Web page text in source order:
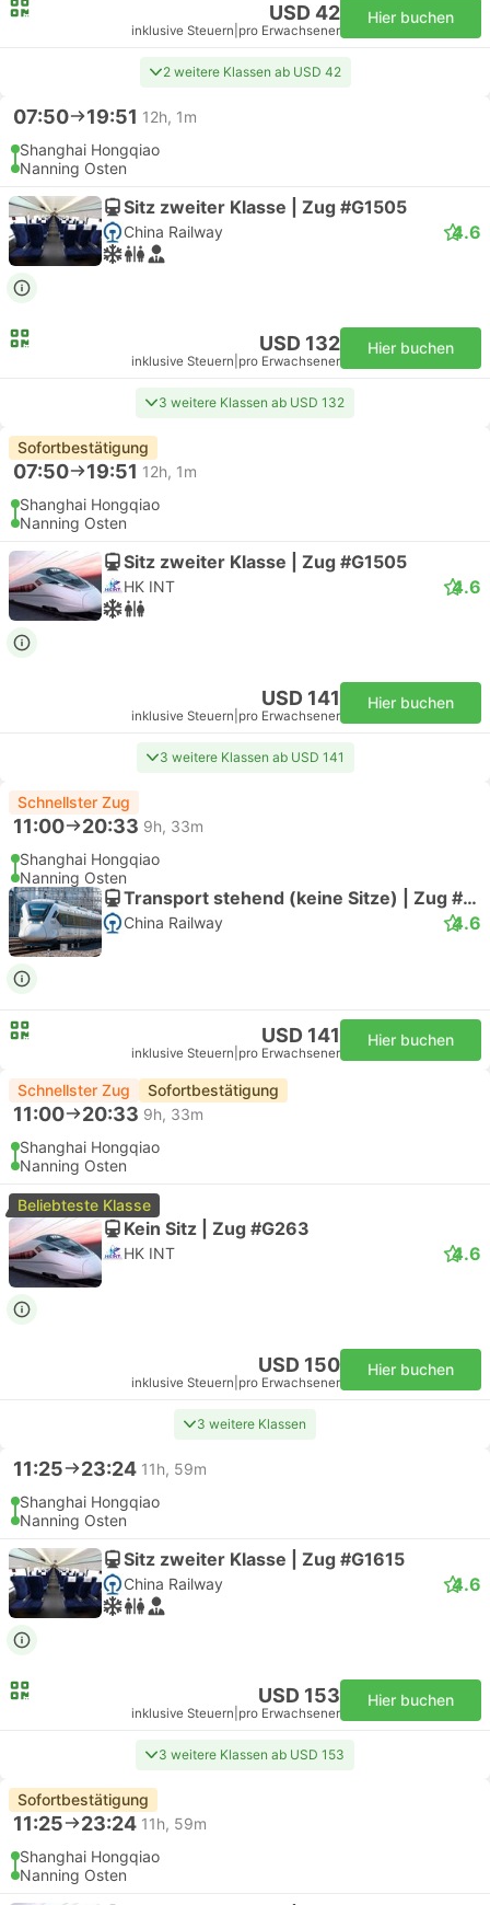
USD 42
inklusive Steuern pro Erwachsener
Hier buchen
2 weitere Klassen ab USD 42
07:50 19:51 12h, 1m
Shanghai Hongqiao
Nanning Osten
Sitz zweiter Klasse | Zug #G1505
China Railway 4.6
USD 132
inklusive Steuern pro Erwachsener
Hier buchen
3 weitere Klassen ab USD 132
Sofortbestätigung
07:50 19:51 12h, 1m
Shanghai Hongqiao
Nanning Osten
Sitz zweiter Klasse | Zug #G1505
HK INT 4.6
USD 141
inklusive Steuern pro Erwachsener
Hier buchen
3 weitere Klassen ab USD 141
Schnellster Zug
11:00 20:33 9h, 33m
Shanghai Hongqiao
Nanning Osten
Transport stehend (keine Sitze) | Zug #G263
China Railway 4.6
USD 141
inklusive Steuern pro Erwachsener
Hier buchen
Schnellster Zug Sofortbestätigung
11:00 20:33 9h, 33m
Shanghai Hongqiao
Nanning Osten
Beliebteste Klasse
Kein Sitz | Zug #G263
HK INT 4.6
USD 150
inklusive Steuern pro Erwachsener
Hier buchen
3 weitere Klassen
11:25 23:24 11h, 59m
Shanghai Hongqiao
Nanning Osten
Sitz zweiter Klasse | Zug #G1615
China Railway 4.6
USD 153
inklusive Steuern pro Erwachsener
Hier buchen
3 weitere Klassen ab USD 153
Sofortbestätigung
11:25 23:24 11h, 59m
Shanghai Hongqiao
Nanning Osten